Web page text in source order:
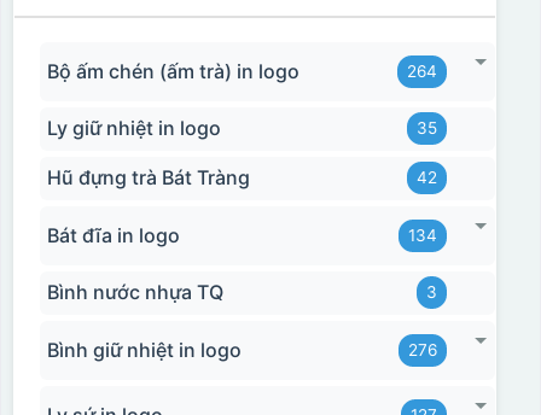
Bộ ấm chén (ấm trà) in logo 264
Ly giữ nhiệt in logo 35
Hũ đựng trà Bát Tràng 42
Bát đĩa in logo 134
Bình nước nhựa TQ 3
Bình giữ nhiệt in logo 276